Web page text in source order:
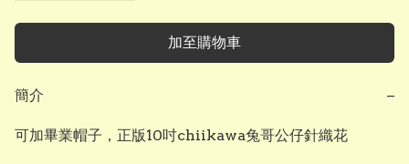
加至購物車
簡介 −
可加畢業帽子，正版10吋chiikawa兔哥公仔針織花